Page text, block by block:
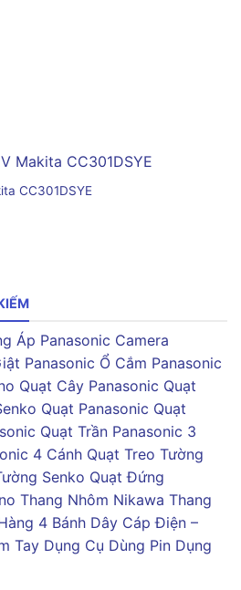
CC301DSYE
Áp Panasonic Camera
Panasonic Ổ Cắm Panasonic
Quạt Cây Panasonic Quạt
Quạt Panasonic Quạt
Quạt Trần Panasonic 3
4 Cánh Quạt Treo Tường
Senko Quạt Đứng
Thang Nhôm Nikawa Thang
4 Bánh Dây Cáp Điện –
Tay Dụng Cụ Dùng Pin Dụng